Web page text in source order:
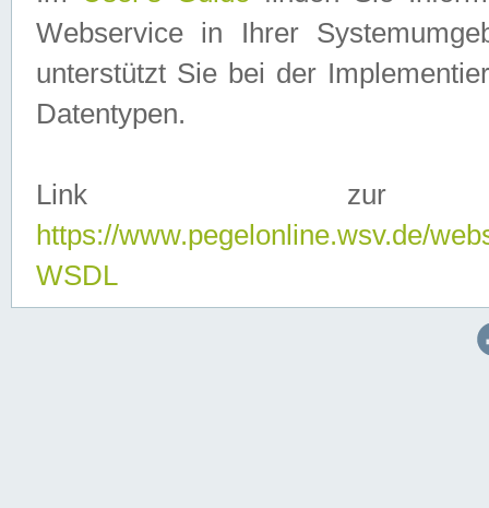
Webservice in Ihrer
unterstützt Sie bei der
Datentypen.
Link zur
https://www.pegelonline.wsv.de/
WSDL